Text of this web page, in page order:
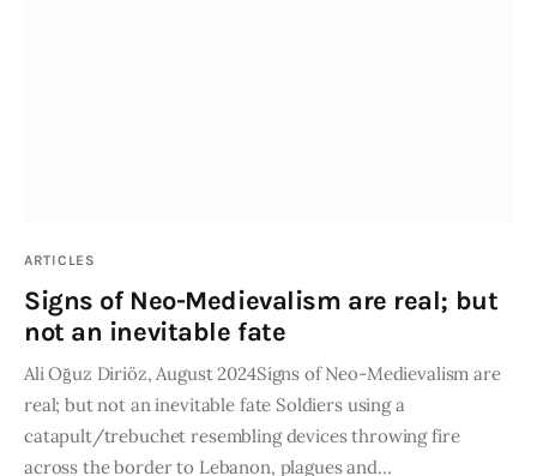
ARTICLES
Signs of Neo-Medievalism are real; but
not an inevitable fate
Ali Oğuz Diriöz, August 2024Signs of Neo-Medievalism are
real; but not an inevitable fate Soldiers using a
catapult/trebuchet resembling devices throwing fire
across the border to Lebanon, plagues and…